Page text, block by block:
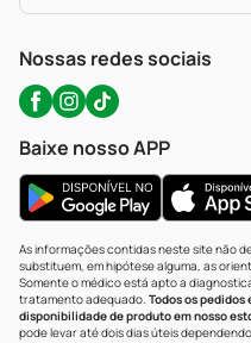
WhatsApp (47) 9202-1687
Nossas redes sociais
Baixe nosso APP
As informações contidas neste site não
substituem, em hipótese alguma, as
Somente o médico está apto a
tratamento adequado. Todos os
disponibilidade de produto em nosso
pode levar até dois dias úteis